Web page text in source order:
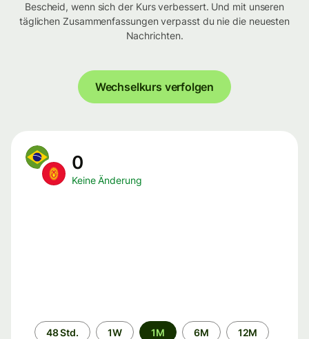
Bescheid, wenn sich der Kurs verbessert. Und mit unseren
täglichen Zusammenfassungen verpasst du nie die neuesten
Nachrichten.
Wechselkurs verfolgen
0
Keine Änderung
Zeitraum
48 Std. 1W 1M 6M 12M